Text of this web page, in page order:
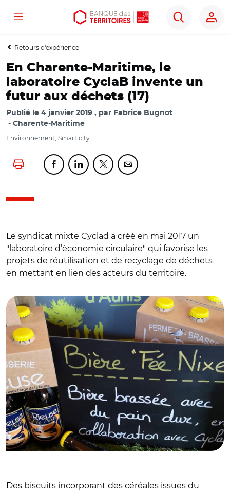
Aller
contenu
Aller
menu
Ouvrir
outils
Menu
Rechercher
Retours d'expérience
En Charente-Maritime, le
laboratoire CyclaB invente un
futur aux déchets (17)
Publié le 4 janvier 2019 par Fabrice Bugnot
Charente-Maritime
Environnement, Smart city
Lancer l'impressionPartager cette page sur Facebook
Partager cette page sur Linkedin
Partager cette page sur Twitter
Partager cette page sur
Le syndicat mixte Cyclad a créé en mai 2017 un
"laboratoire d’économie circulaire" qui favorise les
projets de réutilisation et de recyclage de déchets
en mettant en lien des acteurs du territoire.
Des biscuits incorporant des céréales issues du